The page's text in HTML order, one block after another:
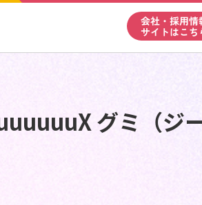
会社・採用情
サイトはこち
グミ（ジ